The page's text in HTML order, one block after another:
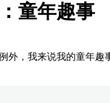
童年趣事
外，我来说我的童年趣